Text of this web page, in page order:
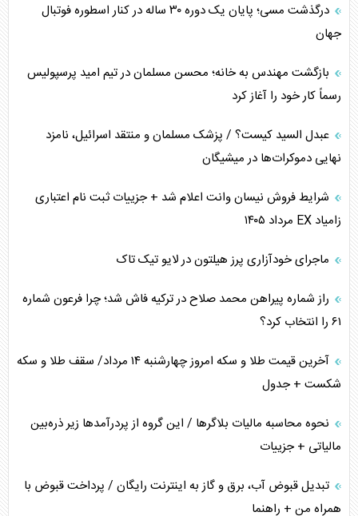
تأثیر جنگ ایران و آمریکا بر اقتصاد جهانی
اربعین، کابوس مشترک تل‌آویو-واشنگتن
درگذشت مسی؛ پایان یک دوره ۳۰ ساله در کنار اسطوره فوتبال
جهان
بازگشت مهندس به خانه؛ محسن مسلمان در تیم امید پرسپولیس
رسماً کار خود را آغاز کرد
عبدل السید کیست؟ / پزشک مسلمان و منتقد اسرائیل، نامزد
نهایی دموکرات‌ها در میشیگان
شرایط فروش نیسان وانت اعلام شد + جزییات ثبت نام اعتباری
زامیاد EX مرداد ۱۴۰۵
ماجرای خودآزاری پرز هیلتون در لایو تیک تاک
راز شماره پیراهن محمد صلاح در ترکیه فاش شد؛ چرا فرعون شماره
۶۱ را انتخاب کرد؟
آخرین قیمت طلا و سکه امروز چهارشنبه ۱۴ مرداد/ سقف طلا و سکه
شکست + جدول
نحوه محاسبه مالیات بلاگر‌ها / این گروه از پردرآمد‌ها زیر ذره‌بین
مالیاتی + جزییات
تبدیل قبوض آب، برق و گاز به اینترنت رایگان / پرداخت قبوض با
همراه من + راهنما